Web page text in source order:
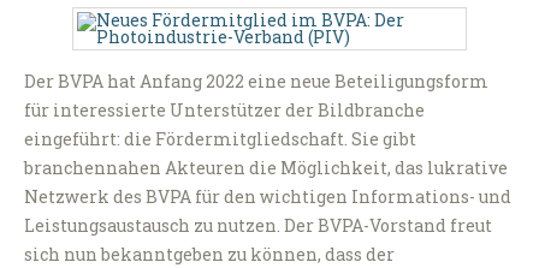
Der BVPA hat Anfang 2022 eine neue Beteiligungsform
für interessierte Unterstützer der Bildbranche
eingeführt: die Fördermitgliedschaft. Sie gibt
branchennahen Akteuren die Möglichkeit, das lukrative
Netzwerk des BVPA für den wichtigen Informations- und
Leistungsaustausch zu nutzen. Der BVPA-Vorstand freut
sich nun bekanntgeben zu können, dass der